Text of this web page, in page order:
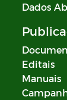
Dados
Editais
Manuais